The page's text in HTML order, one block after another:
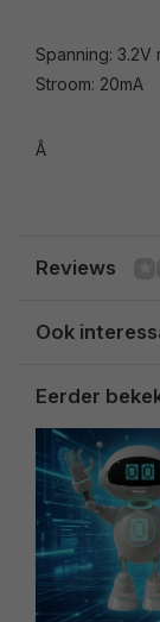
Spanning: 3.2V
Stroom: 20mA
Â
Reviews
Ook
Eerder